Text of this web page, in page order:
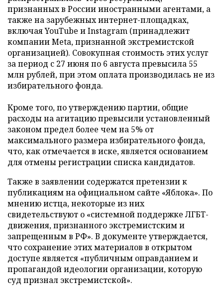
признанных в России иностранными агентами, а
также на зарубежных интернет-площадках,
включая YouTube и Instagram (принадлежит
компании Meta, признанной экстремистской
организацией). Совокупная стоимость этих услуг
за период с 27 июня по 6 августа превысила 55
млн рублей, при этом оплата производилась не из
избирательного фонда.
Кроме того, по утверждению партии, общие
расходы на агитацию превысили установленный
законом предел более чем на 5% от
максимального размера избирательного фонда,
что, как отмечается в иске, является основанием
для отмены регистрации списка кандидатов.
Также в заявлении содержатся претензии к
публикациям на официальном сайте «Яблока». По
мнению истца, некоторые из них
свидетельствуют о «системной поддержке ЛГБТ-
движения, признанного экстремистским и
запрещенным в РФ». В документе утверждается,
что сохранение этих материалов в открытом
доступе является «публичным оправданием и
пропагандой идеологии организации, которую
суд признал экстремистской».